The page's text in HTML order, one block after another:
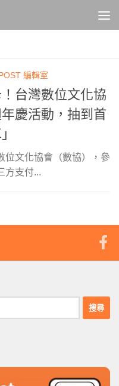
編輯室
台灣數位文化協
慶活動，抽到首
位文化協會（數協），參
方支付...